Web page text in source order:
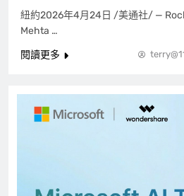
紐約2026年4月24日 /美通社/ —
Mehta …
閱讀更多